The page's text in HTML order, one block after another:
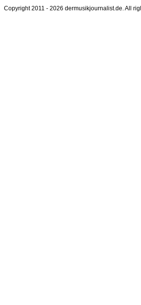
Copyright 2011 - 2026 dermusikjournalist.de. All